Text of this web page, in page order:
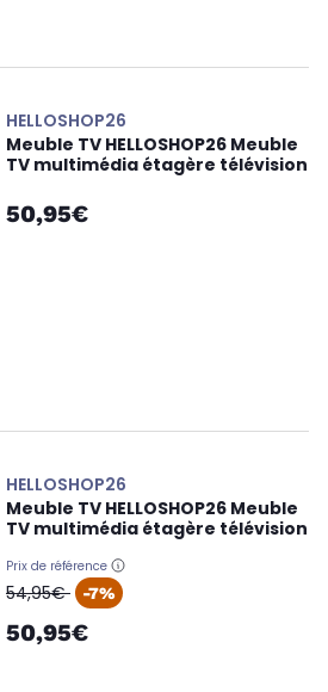
HELLOSHOP26
Meuble TV HELLOSHOP26 Meuble
TV multimédia étagère télévision
50,95€
HELLOSHOP26
Meuble TV HELLOSHOP26 Meuble
TV multimédia étagère télévision
Prix de référence
oldPrice
54,95€ -7%
50,95€